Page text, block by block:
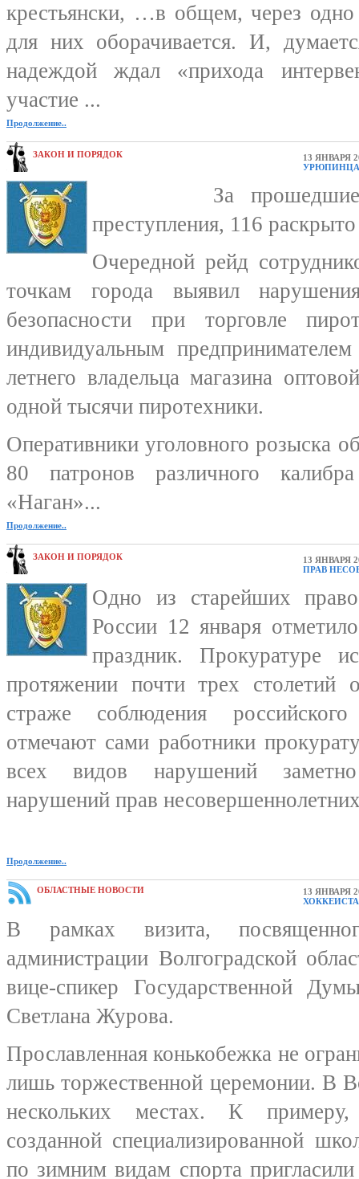
крестьянски, …в общем, через
для них оборачивается. И,
надеждой ждал «прихода
участие ...
Продолжение..
ЗАКОН И ПОРЯДОК
13 ЯНВАРЯ
УРЮПИНЦА
За прошедшие
преступления, 116
Очередной рейд
точкам города выявил
безопасности при торговле
индивидуальным
летнего владельца магазина
одной тысячи пиротехники.
Оперативники уголовного розыска
80 патронов различного
«Наган»...
Продолжение..
ЗАКОН И ПОРЯДОК
13 ЯНВАРЯ
ПРАВ
Одно из старейших
России 12 января
праздник. Прокуратуре
протяжении почти трех столетий
страже соблюдения российского
отмечают сами работники
всех видов нарушений
нарушений прав
Продолжение..
ОБЛАСТНЫЕ НОВОСТИ
13 ЯНВАРЯ
В рамках визита,
администрации Волгоградской
вице-спикер Государственной
Светлана Журова.
Прославленная конькобежка не
лишь торжественной церемонии. В
нескольких местах. К примеру,
созданной специализированной
по зимним видам спорта